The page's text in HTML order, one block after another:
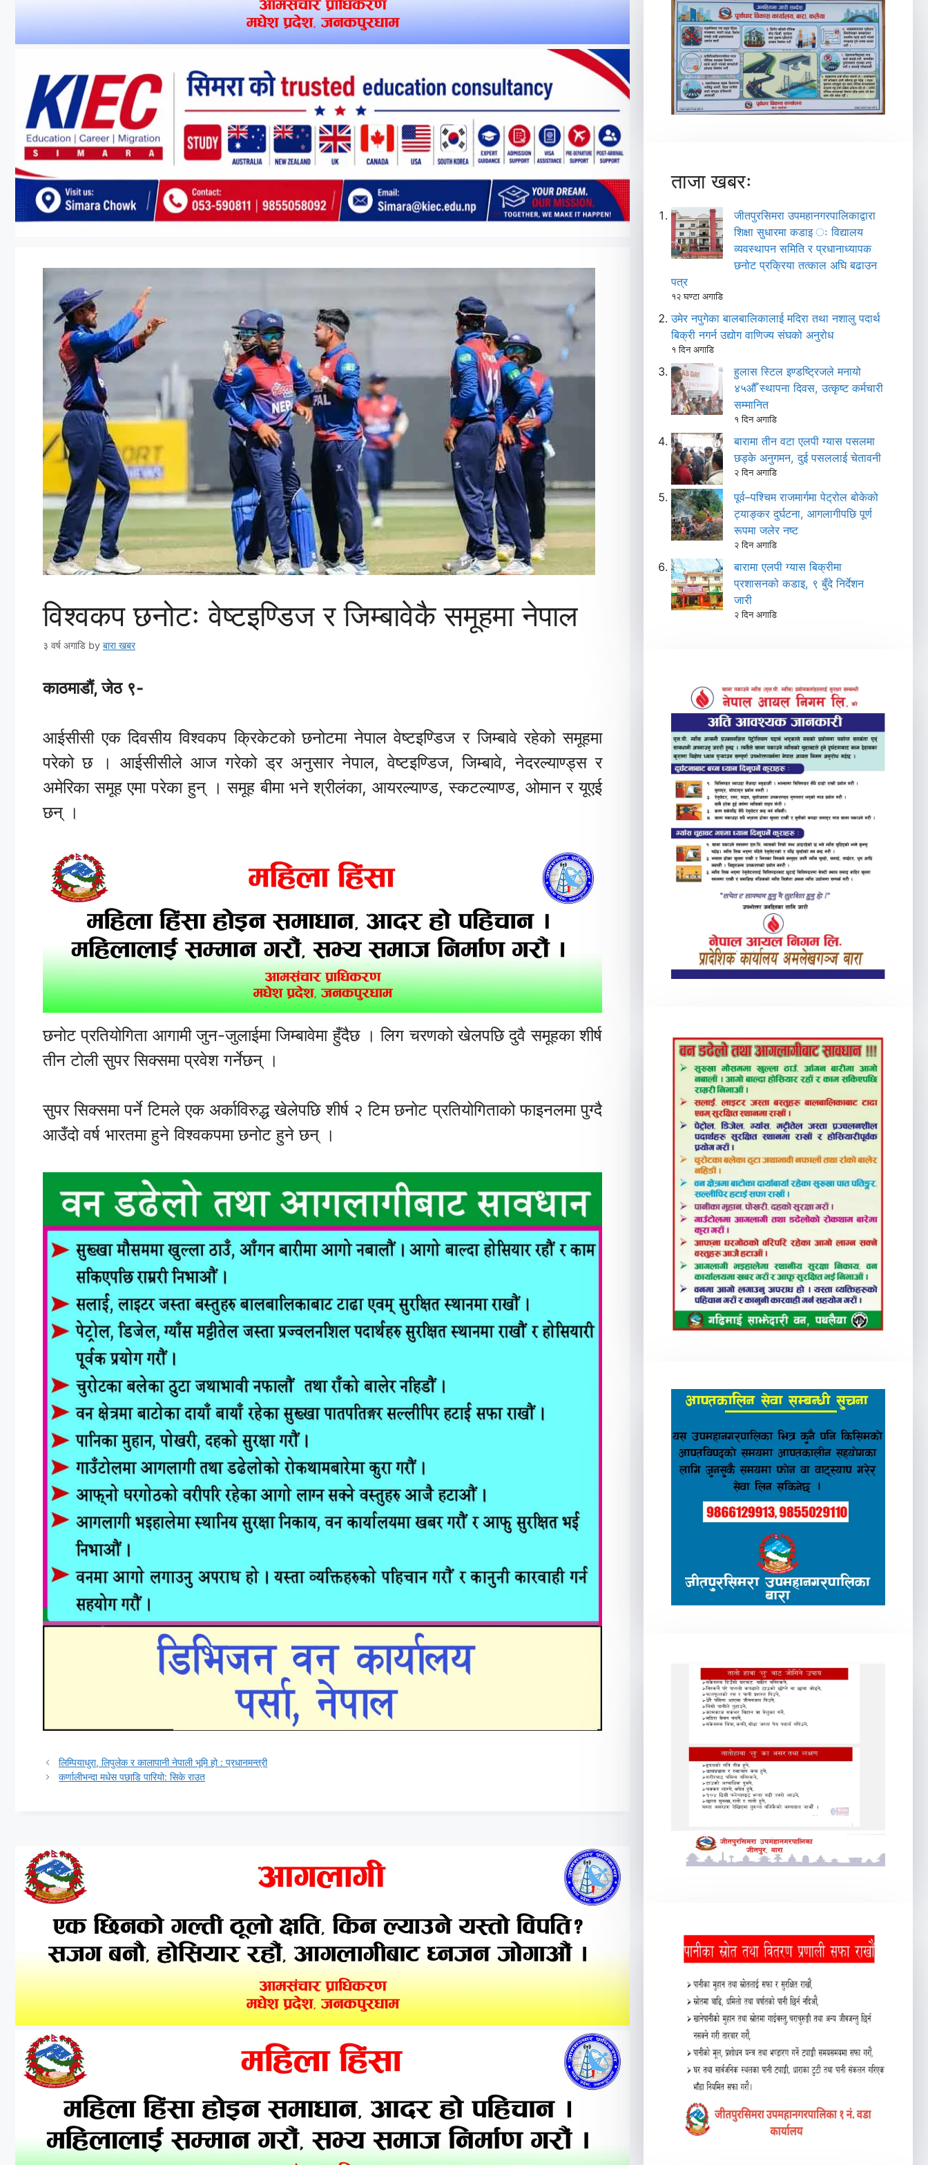
विश्वकप छनोटः वेष्टइण्डिज र जिम्बावेकै समूहमा नेपाल
३ वर्ष अगाडि by बारा खबर
काठमाडौं, जेठ ९-
आईसीसी एक दिवसीय विश्वकप क्रिकेटको छनोटमा नेपाल वेष्टइण्डिज र जिम्बावे रहेको समूहमा
परेको छ । आईसीसीले आज गरेको ड्र अनुसार नेपाल, वेष्टइण्डिज, जिम्बावे, नेदरल्याण्ड्स र
अमेरिका समूह एमा परेका हुन् । समूह बीमा भने श्रीलंका, आयरल्याण्ड, स्कटल्याण्ड, ओमान र यूएई
छन् ।
छनोट प्रतियोगिता आगामी जुन-जुलाईमा जिम्बावेमा हुँदैछ । लिग चरणको खेलपछि दुवै समूहका शीर्ष
तीन टोली सुपर सिक्समा प्रवेश गर्नेछन् ।
सुपर सिक्समा पर्ने टिमले एक अर्काविरुद्ध खेलेपछि शीर्ष २ टिम छनोट प्रतियोगिताको फाइनलमा पुग्दै
आउँदो वर्ष भारतमा हुने विश्वकपमा छनोट हुने छन् ।
लिम्पियाधुरा, लिपुलेक र कालापानी नेपाली भूमि हो : प्रधानमन्त्री
कर्णालीभन्दा मधेस पछाडि पारियो: सिके राउत
ताजा खबरः
जीतपुरसिमरा उपमहानगरपालिकाद्वारा
शिक्षा सुधारमा कडाइ ः विद्यालय
व्यवस्थापन समिति र प्रधानाध्यापक
छनोट प्रक्रिया तत्काल अघि बढाउन
पत्र
१२ घण्टा अगाडि
उमेर नपुगेका बालबालिकालाई मदिरा तथा नशालु पदार्थ
बिक्री नगर्न उद्योग वाणिज्य संघको अनुरोध
१ दिन अगाडि
हुलास स्टिल इण्डष्ट्रिजले मनायो
४५औँ स्थापना दिवस, उत्कृष्ट कर्मचारी
सम्मानित
१ दिन अगाडि
बारामा तीन वटा एलपी ग्यास पसलमा
छड्के अनुगमन, दुई पसललाई चेतावनी
२ दिन अगाडि
पूर्व–पश्चिम राजमार्गमा पेट्रोल बोकेको
ट्याङ्कर दुर्घटना, आगलागीपछि पूर्ण
रूपमा जलेर नष्ट
२ दिन अगाडि
बारामा एलपी ग्यास बिक्रीमा
प्रशासनको कडाइ, ९ बुँदे निर्देशन
जारी
२ दिन अगाडि